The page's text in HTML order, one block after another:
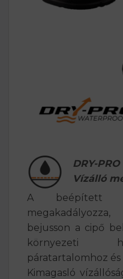
DRY-PRO
Vízálló
A beépített
bejusson a cipő
környezeti
páratartalomhoz és
Kimagasló